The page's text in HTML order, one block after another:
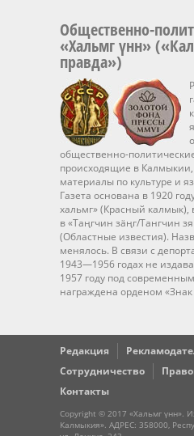
Общественно-
«Хальмг үнн»
правда»)
общественно-
происходящие в Калмыкии,
материалы по культуре и
Газета основана в 1920
хальмг» (Красный
в «Таңгчин зäңг/Тангчин
(Областные известия).
менялось. В связи с
1943—1956 годах не
1957 году под
награждена орденом «Знак
Редакция
Сотрудничество
Контакты
Copyright © 2017 «Хальмг үнн».
Калмыкия». АДРЕС: 358000,